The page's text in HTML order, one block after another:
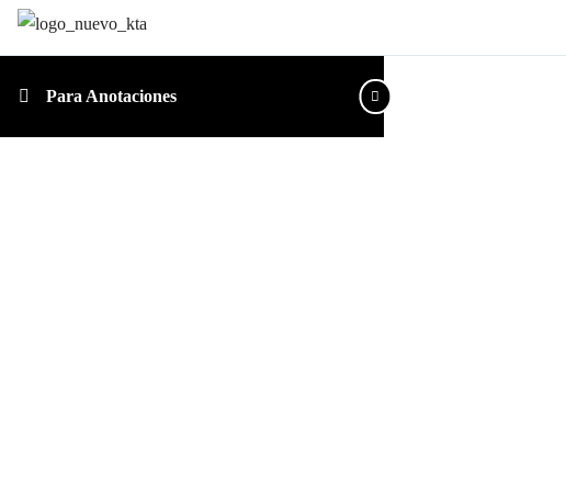
Para Anotaciones